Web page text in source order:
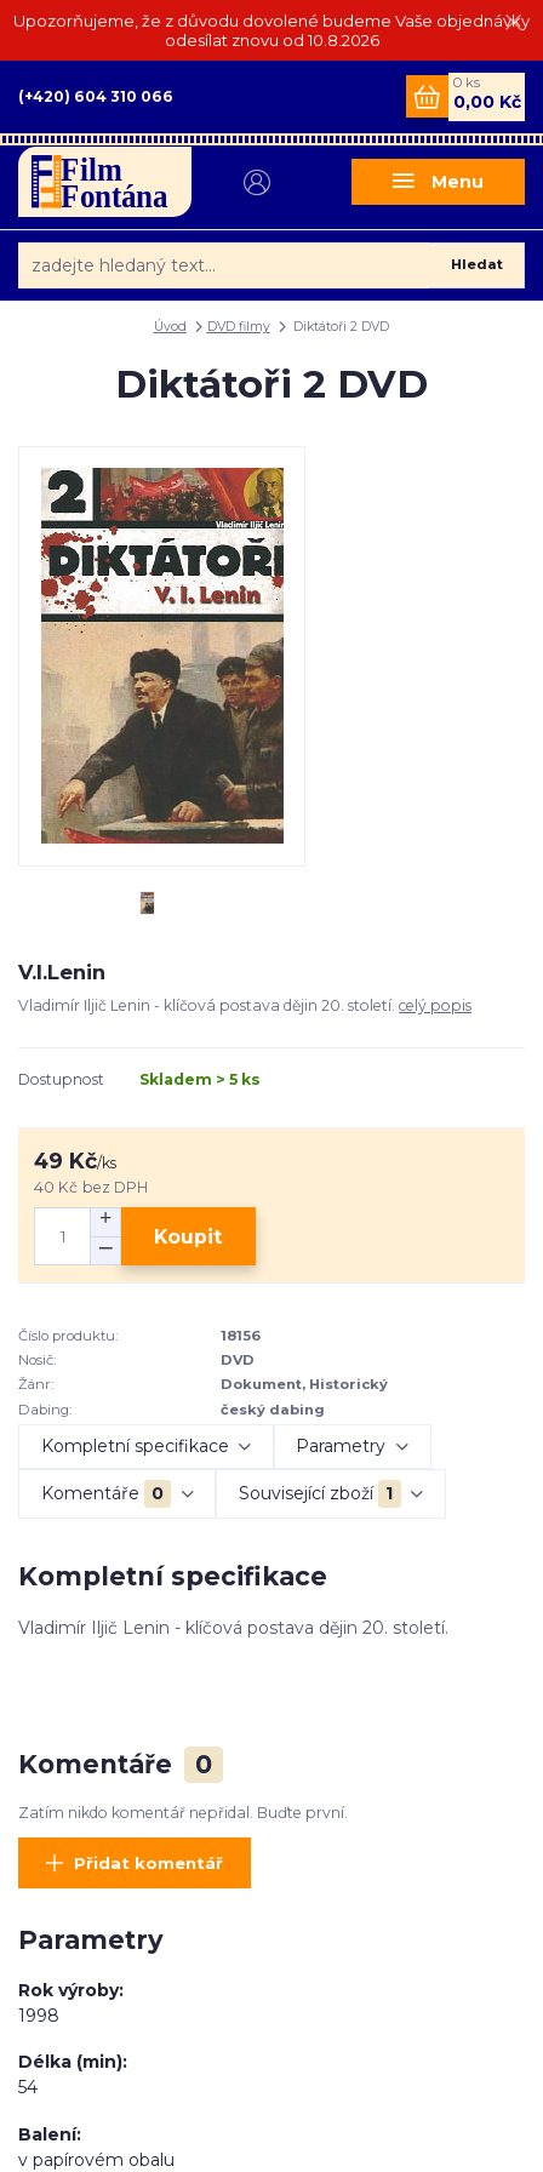
Upozorňujeme, že z důvodu dovolené budeme Vaše objednávky
odesílat znovu od 10.8.2026
Menu
Hledat
(+420) 604 310 066
0 ks
0,00 Kč
Úvod DVD filmy Diktátoři 2 DVD
Diktátoři 2 DVD
V.I.Lenin
Vladimír Iljič Lenin - klíčová postava dějin 20. století. celý popis
Dostupnost Skladem > 5 ks
49 Kč/ks
40 Kč bez DPH
Koupit
Číslo produktu:
18156
Nosič:
DVD
Žánr:
Dokument, Historický
Dabing:
český dabing
Kompletní specifikace Parametry
Komentáře 0 Související zboží 1
Kompletní specifikace
Vladimír Iljič Lenin - klíčová postava dějin 20. století.
Komentáře 0
Zatím nikdo komentář nepřidal. Buďte první.
Přidat komentář
Parametry
Rok výroby
1998
Délka (min)
54
Balení
v papírovém obalu